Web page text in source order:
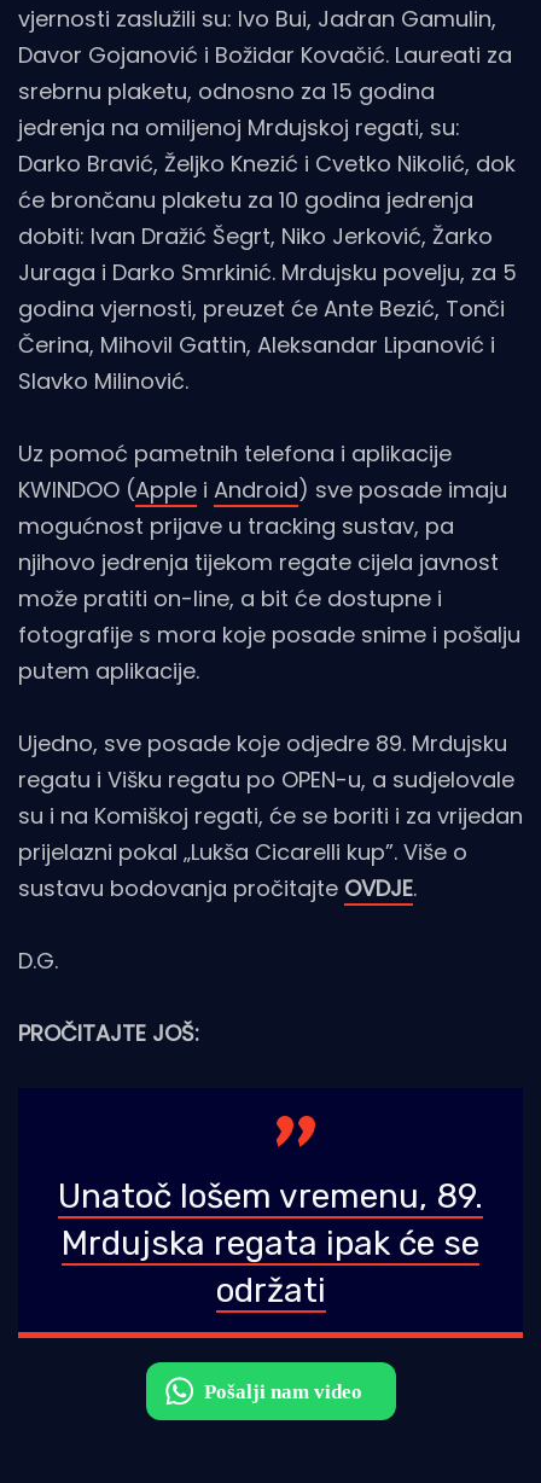
vjernosti zaslužili su: Ivo Bui, Jadran Gamulin,
Davor Gojanović i Božidar Kovačić. Laureati za
srebrnu plaketu, odnosno za 15 godina
jedrenja na omiljenoj Mrdujskoj regati, su:
Darko Bravić, Željko Knezić i Cvetko Nikolić, dok
će brončanu plaketu za 10 godina jedrenja
dobiti: Ivan Dražić Šegrt, Niko Jerković, Žarko
Juraga i Darko Smrkinić. Mrdujsku povelju, za 5
godina vjernosti, preuzet će Ante Bezić, Tonči
Čerina, Mihovil Gattin, Aleksandar Lipanović i
Slavko Milinović.
Uz pomoć pametnih telefona i aplikacije
KWINDOO (Apple i Android) sve posade imaju
mogućnost prijave u tracking sustav, pa
njihovo jedrenja tijekom regate cijela javnost
može pratiti on-line, a bit će dostupne i
fotografije s mora koje posade snime i pošalju
putem aplikacije.
Ujedno, sve posade koje odjedre 89. Mrdujsku
regatu i Višku regatu po OPEN-u, a sudjelovale
su i na Komiškoj regati, će se boriti i za vrijedan
prijelazni pokal „Lukša Cicarelli kup”. Više o
sustavu bodovanja pročitajte OVDJE.
D.G.
PROČITAJTE JOŠ:
Unatoč lošem vremenu, 89.
Mrdujska regata ipak će se
održati